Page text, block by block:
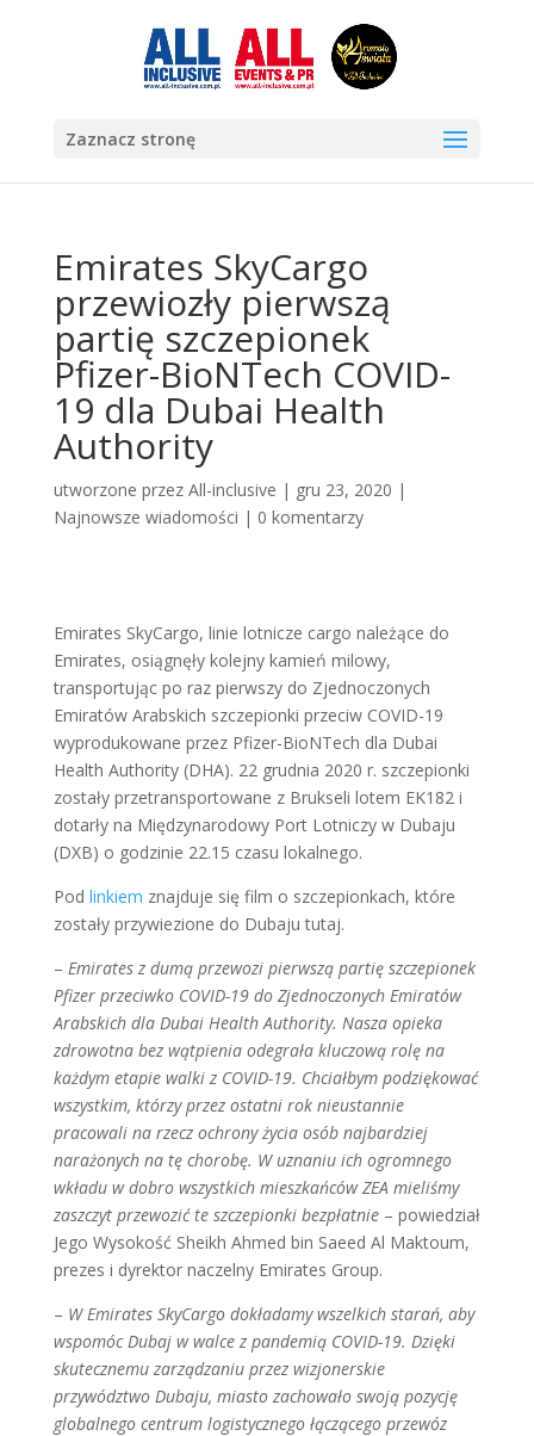
Zaznacz stronę
Emirates SkyCargo
przewiozły pierwszą
partię szczepionek
Pfizer-BioNTech COVID-
19 dla Dubai Health
Authority
utworzone przez All-inclusive | gru 23, 2020 |
Najnowsze wiadomości | 0 komentarzy
Emirates SkyCargo, linie lotnicze cargo należące do
Emirates, osiągnęły kolejny kamień milowy,
transportując po raz pierwszy do Zjednoczonych
Emiratów Arabskich szczepionki przeciw COVID-19
wyprodukowane przez Pfizer-BioNTech dla Dubai
Health Authority (DHA). 22 grudnia 2020 r. szczepionki
zostały przetransportowane z Brukseli lotem EK182 i
dotarły na Międzynarodowy Port Lotniczy w Dubaju
(DXB) o godzinie 22.15 czasu lokalnego.
Pod linkiem znajduje się film o szczepionkach, które
zostały przywiezione do Dubaju tutaj.
– Emirates z dumą przewozi pierwszą partię szczepionek
Pfizer przeciwko COVID-19 do Zjednoczonych Emiratów
Arabskich dla Dubai Health Authority. Nasza opieka
zdrowotna bez wątpienia odegrała kluczową rolę na
każdym etapie walki z COVID-19. Chciałbym podziękować
wszystkim, którzy przez ostatni rok nieustannie
pracowali na rzecz ochrony życia osób najbardziej
narażonych na tę chorobę. W uznaniu ich ogromnego
wkładu w dobro wszystkich mieszkańców ZEA mieliśmy
zaszczyt przewozić te szczepionki bezpłatnie– powiedział
Jego Wysokość Sheikh Ahmed bin Saeed Al Maktoum,
prezes i dyrektor naczelny Emirates Group.
– W Emirates SkyCargo dokładamy wszelkich starań, aby
wspomóc Dubaj w walce z pandemią COVID-19. Dzięki
skutecznemu zarządzaniu przez wizjonerskie
przywództwo Dubaju, miasto zachowało swoją pozycję
globalnego centrum logistycznego łączącego przewóz